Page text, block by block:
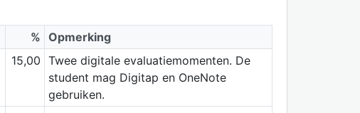
% Opmerking
15,00 Twee digitale evaluatiemomenten. De
student mag Digitap en OneNote
gebruiken.